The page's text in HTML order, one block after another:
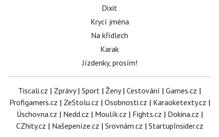
Dixit
Krycí jména
Na křídlech
Karak
Jízdenky, prosím!
Tiscali.cz | Zprávy| Sport | Ženy| Cestování | Games.cz |
Profigamers.cz | ZeStolu.cz | Osobnosti.cz | Karaoketexty.cz |
Úschovna.cz | Nedd.cz | Moulík.cz | Fights.cz | Dokina.cz |
CZhity.cz | Našepeníze.cz | Srovnám.cz | StartupInsider.cz